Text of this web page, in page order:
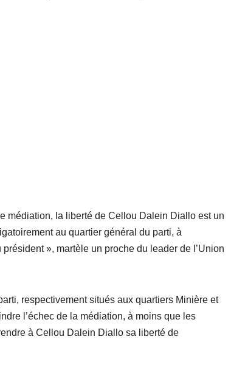
médiation, la liberté de Cellou Dalein Diallo est un
au quartier général du parti, à
», martèle un proche du leader de l’Union
respectivement situés aux quartiers Minière et
l’échec de la médiation, à moins que les
à Cellou Dalein Diallo sa liberté de